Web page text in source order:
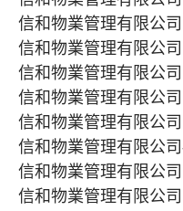
信和物業管理有限公
信和物業管理有限公
信和物業管理有限公
信和物業管理有限公
信和物業管理有限公
信和物業管理有限公
信和物業管理有限公
信和物業管理有限公司